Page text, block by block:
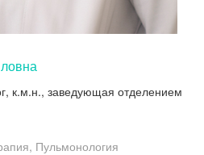
к.м.н., заведующая отделением
Пульмонология